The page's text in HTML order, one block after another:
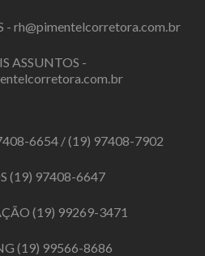
- rh@pimentelcorretora.com.br
ASSUNTOS -
6654/(19) 97408-7902
(19) 97408-6647
(19) 99269-3471
(19) 99566-8686